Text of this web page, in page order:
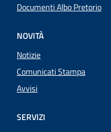
Documenti Albo Pretorio
NOVITÀ
Notizie
Comunicati Stampa
Avvisi
SERVIZI